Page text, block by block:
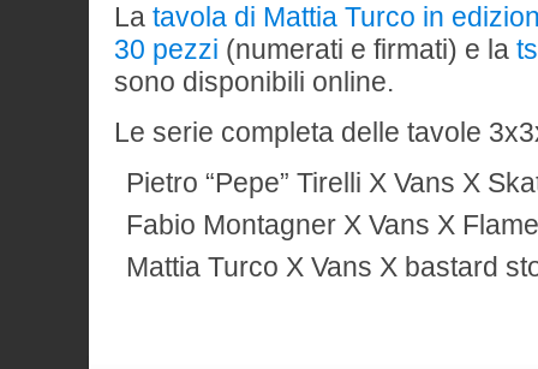
La tavola di Mattia Turco in
30 pezzi (numerati e firmati) e la
sono disponibili online.
Le serie completa delle tavole
Pietro “Pepe” Tirelli X Vans X
Fabio Montagner X Vans X
Mattia Turco X Vans X bastard